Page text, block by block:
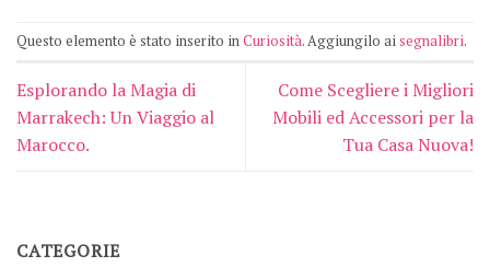
Questo elemento è stato inserito inCuriosità. Aggiungilo aisegnalibri.
Esplorando la Magia di
Marrakech: Un Viaggio al
Marocco.
Come Scegliere i Migliori
Mobili ed Accessori per la
Tua Casa Nuova!
CATEGORIE